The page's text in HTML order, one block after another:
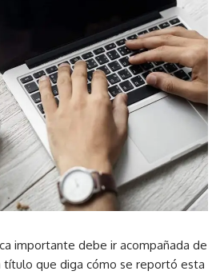
importante debe ir acompañada de
título que diga cómo se reportó esta